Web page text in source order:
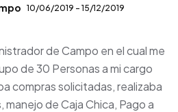
10/06/2019 - 15/12/2019
de Campo en el cual me
de 30 Personas a mi cargo
compras solicitadas, realizaba
de Caja Chica, Pago a